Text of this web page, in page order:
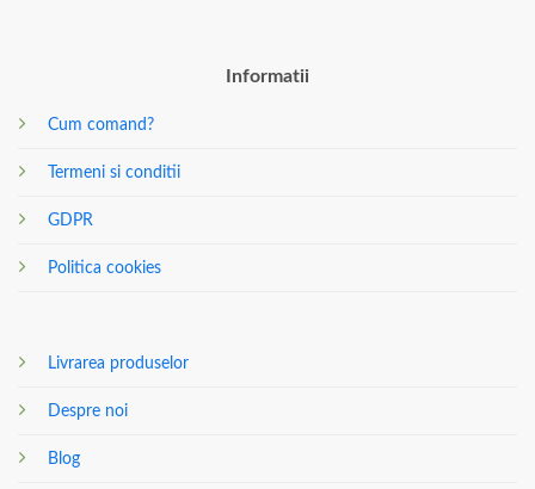
Informatii
Cum comand?
Termeni si conditii
GDPR
Politica cookies
Livrarea produselor
Despre noi
Blog